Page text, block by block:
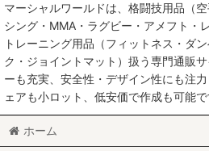
マーシャルワールドは、格闘技用品（
シング・MMA・ラグビー・アメフト・
トレーニング用品（フィットネス・ダ
ク・ジョイントマット）扱う専門通販
ーも充実、安全性・デザイン性にも注
ェアも小ロット、低安価で作成も可能で
ホーム